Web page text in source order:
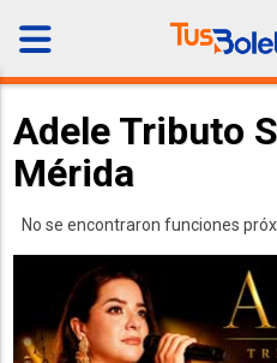
Adele Tributo
Mérida
No se encontraron funciones